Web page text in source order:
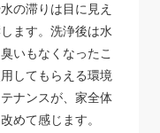
の滞りは目に見え
ます。洗浄後は水
いもなくなったこ
してもらえる環境
ナンスが、家全体
めて感じます。